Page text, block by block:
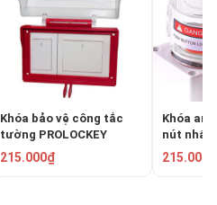
Khóa bảo vệ công tắc
tường PROLOCKEY
WSL02
215.000₫
Khóa an
nút nhấn
SBL03-1
215.000₫